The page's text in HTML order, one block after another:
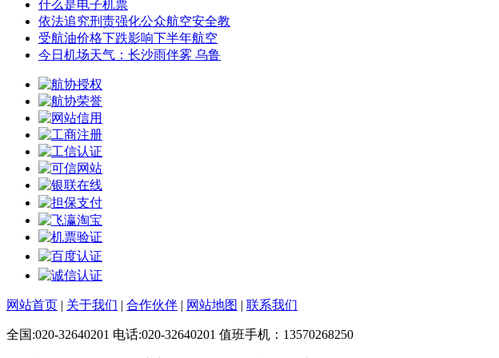
什么是电子机票
依法追究刑责强化公众航空安全教
受航油价格下跌影响下半年航空
今日机场天气：长沙雨伴雾 乌鲁
网站首页 | 关于我们 | 合作伙伴 | 网站地图 | 联系我们
全国:020-32640201 电话:020-32640201 值班手机：13570268250